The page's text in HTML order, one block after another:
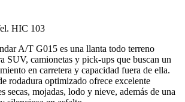
HIC 103
A/T G015 es una llanta todo terreno
SUV, camionetas y pick-ups que buscan un
en carretera y capacidad fuera de ella.
rodadura optimizado ofrece excelente
secas, mojadas, lodo y nieve, además de una